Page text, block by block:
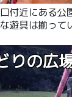
付近にある公
遊具は揃って
りの広